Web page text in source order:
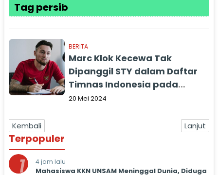
Tag persib
BERITA
Marc Klok Kecewa Tak
Dipanggil STY dalam Daftar
Timnas Indonesia pada
Kualifikasi Piala Dunia
20 Mei 2024
Kembali Lanjut
Terpopuler
1 4 jam lalu
Mahasiswa KKN UNSAM Meninggal Dunia, Diduga